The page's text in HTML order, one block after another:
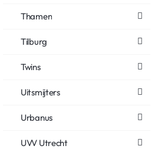
Thamen
Tilburg
Twins
Uitsmijters
Urbanus
UVV Utrecht